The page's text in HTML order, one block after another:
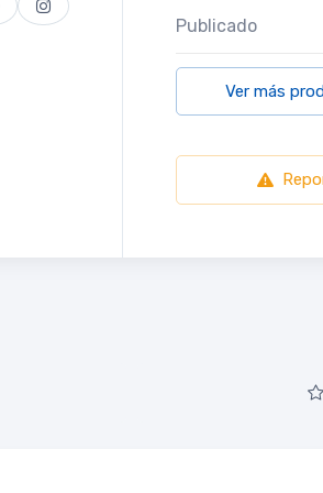
Publicado
Ver más